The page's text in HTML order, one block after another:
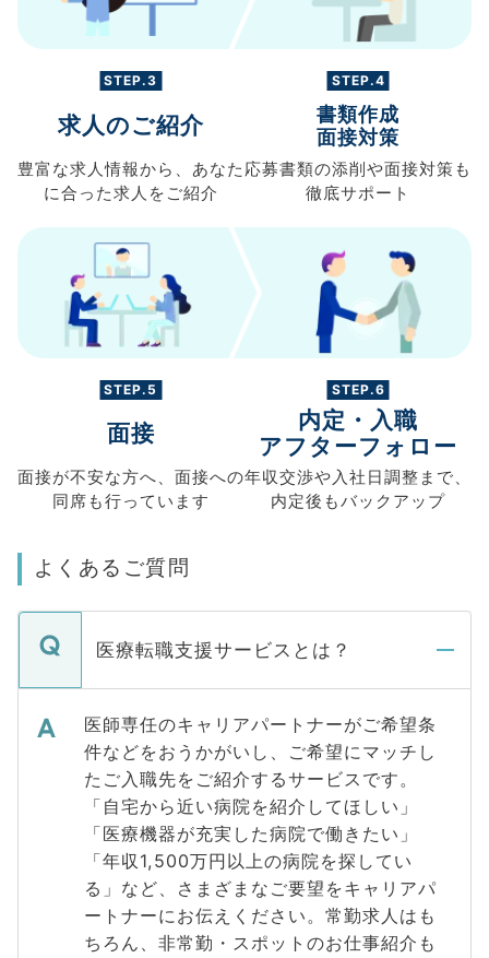
STEP.3
求人のご紹介
豊富な求人情報から、 あなた
に合った求人を ご紹介
STEP.4
書類作成
面接対策
応募書類の添削や面接対策も
徹底サポート
STEP.5
面接
面接が不安な方へ、 面接への
同席も行っています
STEP.6
内定・入職
アフターフォロー
年収交渉や入社日調整まで、
内定後もバックアップ
よくあるご質問
医療転職支援サービスとは？
医師専任のキャリアパートナーがご希望条
件などをおうかがいし、ご希望にマッチし
たご入職先をご紹介するサービスです。
「自宅から近い病院を紹介してほしい」
「医療機器が充実した病院で働きたい」
「年収1,500万円以上の病院を探してい
る」など、さまざまなご要望をキャリアパ
ートナーにお伝えください。常勤求人はも
ちろん、非常勤・スポットのお仕事紹介も